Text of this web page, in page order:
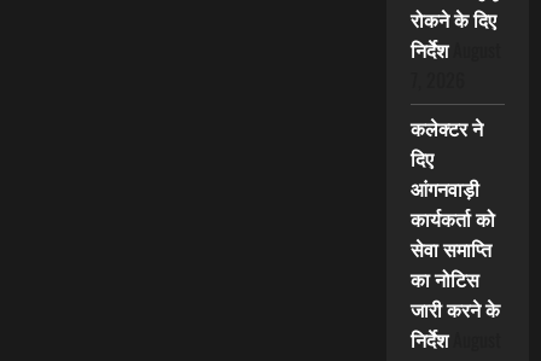
रोकने के दिए
निर्देश
कलेक्टर ने
दिए
आंगनवाड़ी
कार्यकर्ता को
सेवा समाप्ति
का नोटिस
जारी करने के
निर्देश